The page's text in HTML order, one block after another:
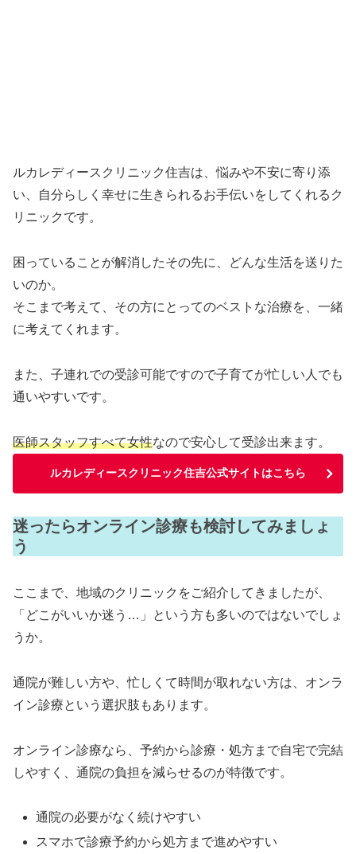
ルカレディースクリニック住吉は、悩みや不安に寄り添
い、自分らしく幸せに生きられるお手伝いをしてくれるク
リニックです。
困っていることが解消したその先に、どんな生活を送りた
いのか。
そこまで考えて、その方にとってのベストな治療を、一緒
に考えてくれます。
また、子連れでの受診可能ですので子育てが忙しい人でも
通いやすいです。
医師スタッフすべて女性なので安心して受診出来ます。
ルカレディースクリニック住吉公式サイトはこちら
迷ったらオンライン診療も検討してみましょ
う
ここまで、地域のクリニックをご紹介してきましたが、
「どこがいいか迷う…」という方も多いのではないでしょ
うか。
通院が難しい方や、忙しくて時間が取れない方は、オンラ
イン診療という選択肢もあります。
オンライン診療なら、予約から診療・処方まで自宅で完結
しやすく、通院の負担を減らせるのが特徴です。
通院の必要がなく続けやすい
スマホで診療予約から処方まで進めやすい